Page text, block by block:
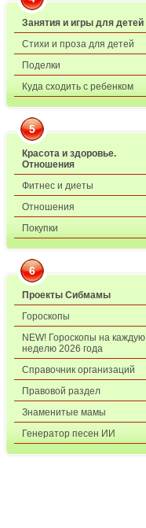
Занятия и игры для детей
Стихи и проза для детей
Поделки
Куда сходить с ребенком
5
Красота и здоровье.
Отношения
Фитнес и диеты
Отношения
Покупки
6
Проекты Сибмамы
Гороскопы
NEW! Гороскопы на каждую
неделю 2026 года
Справочник организаций
Правовой раздел
Знаменитые мамы
Генератор песен ИИ